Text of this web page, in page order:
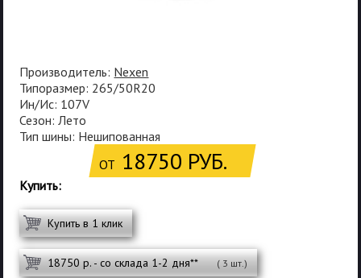
Производитель: Nexen
Типоразмер: 265/50R20
Ин/Ис: 107V
Сезон: Лето
Тип шины: Нешипованная
ОТ 18750 РУБ.
Купить:
Купить в 1 клик
18750 р. - со склада 1-2 дня** ( 3 шт.)